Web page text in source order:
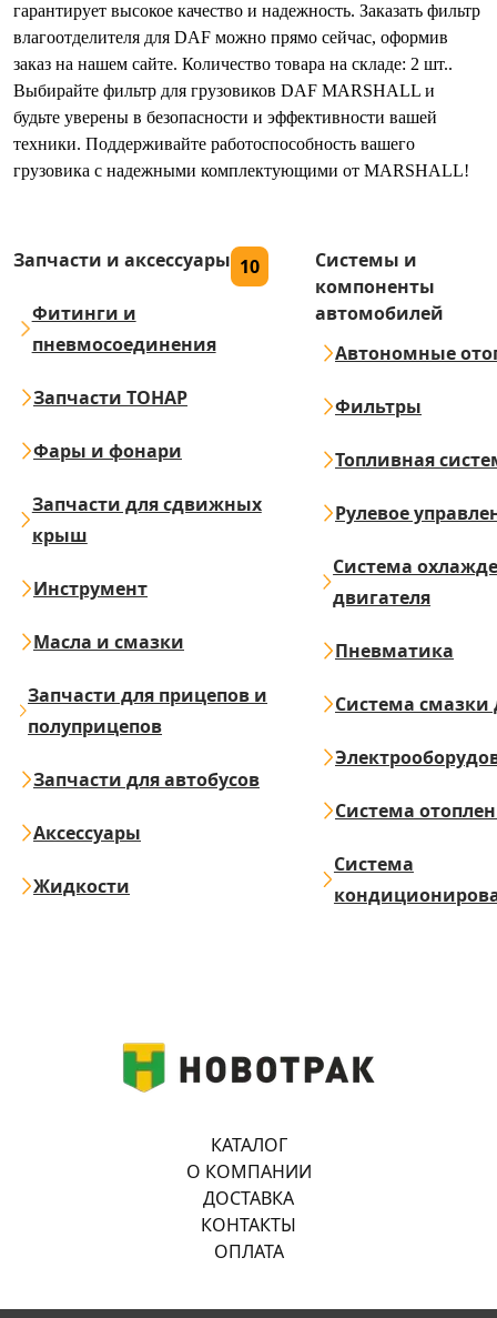
гарантирует высокое качество и надежность. Заказать фильтр
влагоотделителя для DAF можно прямо сейчас, оформив
заказ на нашем сайте. Количество товара на складе: 2 шт..
Выбирайте фильтр для грузовиков DAF MARSHALL и
будьте уверены в безопасности и эффективности вашей
техники. Поддерживайте работоспособность вашего
грузовика с надежными комплектующими от MARSHALL!
Запчасти и аксессуары 10
Фитинги и
пневмосоединения
Запчасти ТОНАР
Фары и фонари
Запчасти для сдвижных
крыш
Инструмент
Масла и смазки
Запчасти для прицепов и
полуприцепов
Запчасти для автобусов
Аксессуары
Жидкости
Системы и
компоненты
автомобилей
Автономные
Фильтры
Топливная
Рулевое
Система
двигателя
Пневматика
Система смазки
Система
Система
КАТАЛОГ
О КОМПАНИИ
ДОСТАВКА
КОНТАКТЫ
ОПЛАТА